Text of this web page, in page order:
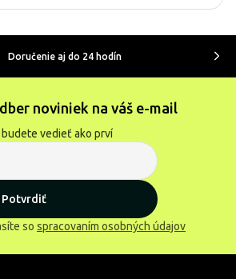
Doručenie aj do 24 hodín
noviniek na váš e-mail
budete vedieť ako prví
Potvrdiť
so spracovaním osobných údajov